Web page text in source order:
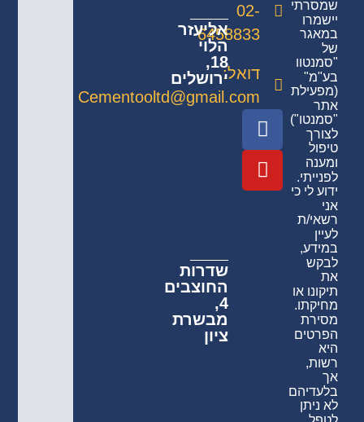
שמסרתי
יישמרו
במאגר
של
"סמנטוו
בע"מ"
(מפעילת
אתר
"סמנטו")
לצורך
טיפול
ומענה
לפנייתי.
ידוע לי כי
אני
רשאי/ת
לעיין
במידע,
לבקש
את
תיקונו או
מחיקתו.
מסירת
הפרטים
היא
רשות,
אך
בלעדיהם
לא ניתן
02-
6458833
דואל:
Cementooltd@gmail.com
אליעזר
הלוי
18,
ירושלים
שדרות
החוצבים
4,
מבשרת
ציון